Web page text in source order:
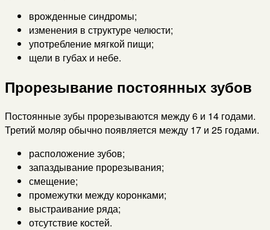
врожденные синдромы;
изменения в структуре челюсти;
употребление мягкой пищи;
щели в губах и небе.
Прорезывание постоянных зубов
Постоянные зубы прорезываются между 6 и 14 годами.
Третий моляр обычно появляется между 17 и 25 годами.
расположение зубов;
запаздывание прорезывания;
смещение;
промежутки между коронками;
выстраивание ряда;
отсутствие костей.